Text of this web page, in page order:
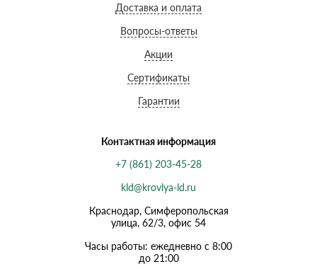
Доставка и оплата
Вопросы-ответы
Акции
Сертификаты
Гарантии
Контактная информация
+7 (861) 203-45-28
kld@krovlya-ld.ru
Краснодар, Симферопольская
улица, 62/3, офис 54
Часы работы: ежедневно с 8:00
до 21:00